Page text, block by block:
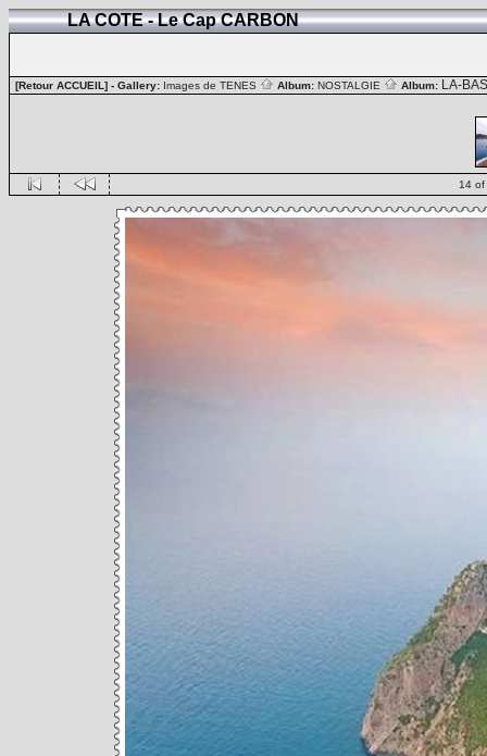
LA COTE - Le Cap CARBON
[Retour ACCUEIL] - Gallery: Images de TENES Album: NOSTALGIE Album: LA-BAS
14 of